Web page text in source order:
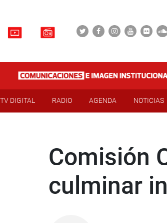
TV DIGITAL RADIO AGENDA NOTICIAS
Comisión
culminar